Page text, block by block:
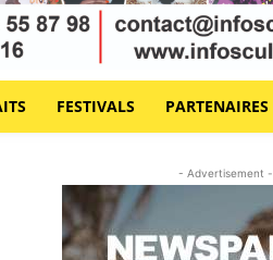
FESTIVALS PARTENAIRES
- Advertisement -